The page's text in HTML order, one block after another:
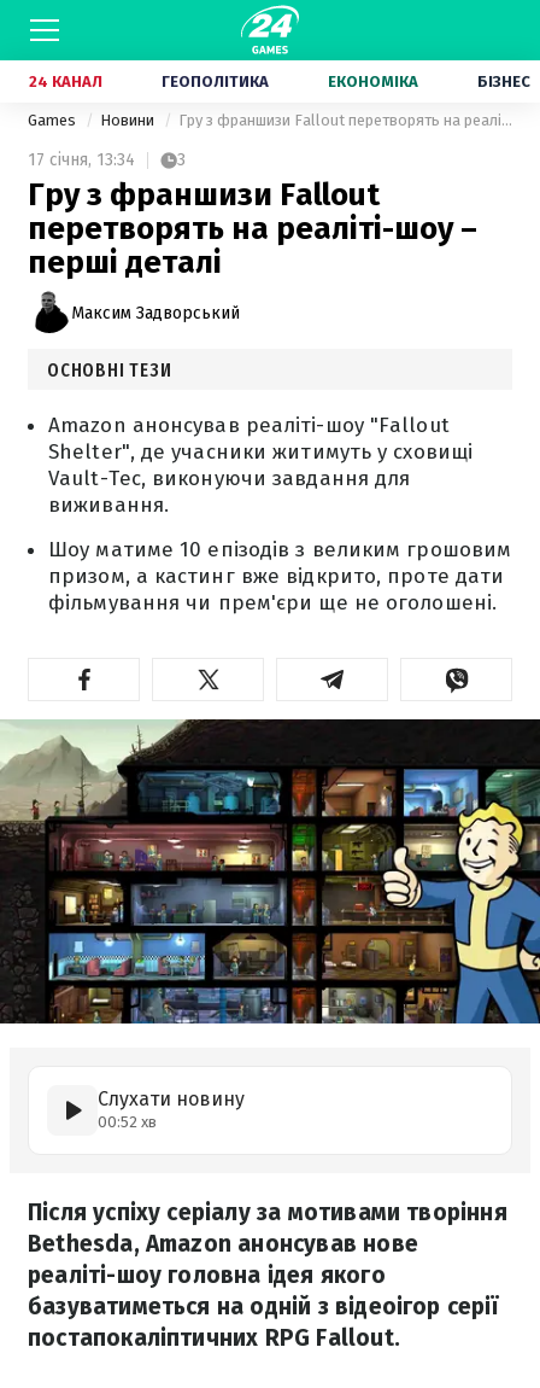
24 КАНАЛ ГЕОПОЛІТИКА ЕКОНОМІКА БІЗНЕС
Games Новини Гру з франшизи Fallout перетворять на реаліті-шоу – перші деталі
17 січня, 13:34 3
Гру з франшизи Fallout
перетворять на реаліті-шоу –
перші деталі
Максим Задворський
ОСНОВНІ ТЕЗИ
Amazon анонсував реаліті-шоу "Fallout
Shelter", де учасники житимуть у сховищі
Vault-Tec, виконуючи завдання для
виживання.
Шоу матиме 10 епізодів з великим грошовим
призом, а кастинг вже відкрито, проте дати
фільмування чи прем'єри ще не оголошені.
Слухати новину
00:52 хв
Після успіху серіалу за мотивами творіння
Bethesda, Amazon анонсував нове
реаліті-шоу головна ідея якого
базуватиметься на одній з відеоігор серії
постапокаліптичних RPG Fallout.